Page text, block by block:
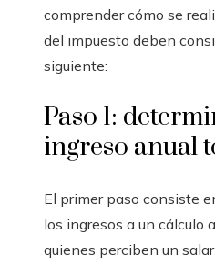
comprender cómo se
del impuesto deben
siguiente:
Paso 1:
ingreso anual
El primer paso consiste
los ingresos a un cálculo
quienes perciben un